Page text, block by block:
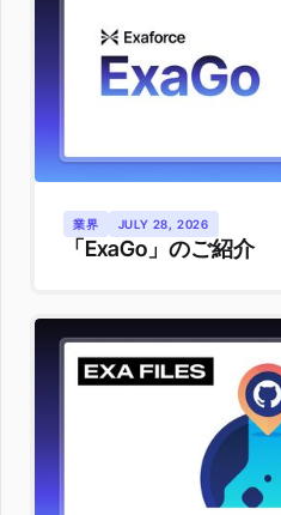
業界 JULY 28, 2026
「ExaGo」のご紹介